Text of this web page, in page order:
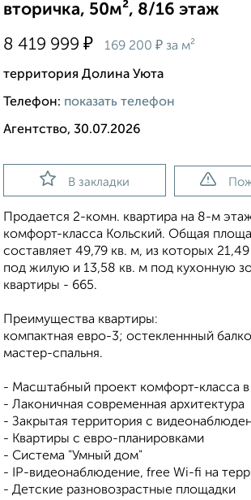
вторичка, 50м², 8/16 этаж
8 419 999 ₽ 169 200 ₽ за м²
территория Долина Уюта
Телефон: показать телефон
Агентство, 30.07.2026
В закладки
Продается 2-комн. квартира на 8-м
комфорт-класса Кольский. Общая
составляет 49,79 кв. м, из которых
под жилую и 13,58 кв. м под кухонную
квартиры - 665.
Преимущества квартиры:
компактная евро-3; остекленнный
мастер-спальня.
- Масштабный проект комфорт-класса в
- Лаконичная современная архитектура
- Закрытая территория с
- Квартиры с евро-планировками
- Система "Умный дом"
- IP-видеонаблюдение, free Wi-fi на
- Детские разновозрастные площадки